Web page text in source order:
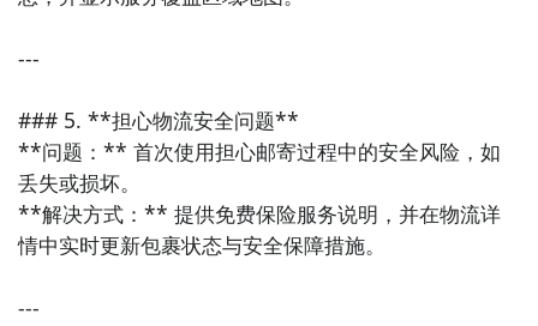
的辅助工具，也能在一定程度上提升效率与幸福感。
---
### 5. **担心物流安全问题**
**问题：** 首次使用担心邮寄过程中的安全风险，如
丢失或损坏。
**解决方式：** 提供免费保险服务说明，并在物流详
情中实时更新包裹状态与安全保障措施。
---